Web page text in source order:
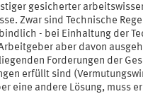
gesicherter
Zwar sind Technische
- bei Einhaltung der
aber davon
Forderungen der
erfüllt sind
eine andere Lösung, muss